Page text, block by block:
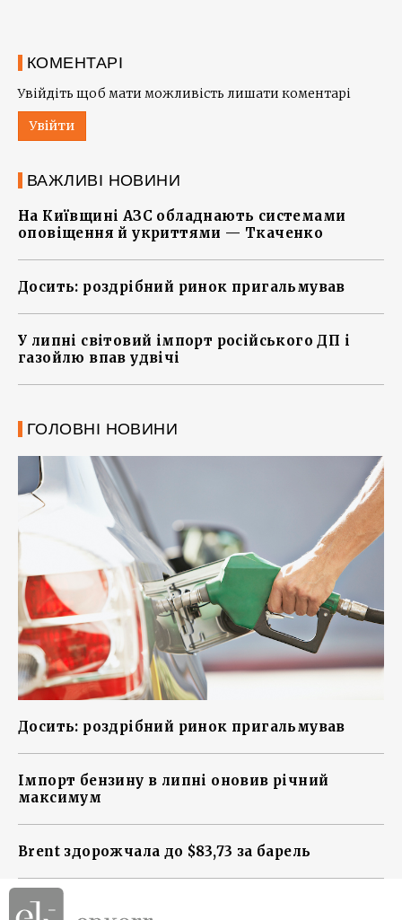
КОМЕНТАРІ
Увійдіть щоб мати можливість лишати коментарі
Увійти
ВАЖЛИВІ НОВИНИ
На Київщині АЗС обладнають системами
оповіщення й укриттями — Ткаченко
Досить: роздрібний ринок пригальмував
У липні світовий імпорт російського ДП і
газойлю впав удвічі
ГОЛОВНІ НОВИНИ
Досить: роздрібний ринок пригальмував
Імпорт бензину в липні оновив річний
максимум
Brent здорожчала до $83,73 за барель